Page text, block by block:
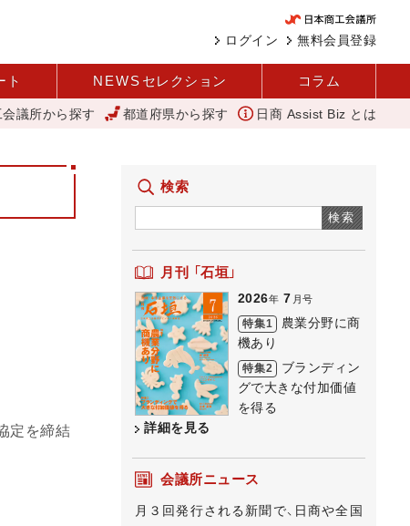
無料会員登録
ログイン
ト NEWS セレクション コラム
を越える女性経営者 西谷 11月4日に「令和5年度 玉名花火大会」を
議所から探す 都道府県から探す 日商 Assist Biz とは
定を締結
検索
検索
月刊 「石垣」
2026年 7 月号
特集1
農業分野に商
機あり
特集2
ブランディン
グで大きな付加価値
を得る
詳細を見る
会議所ニュース
月３回発行される新聞で、日商や全国